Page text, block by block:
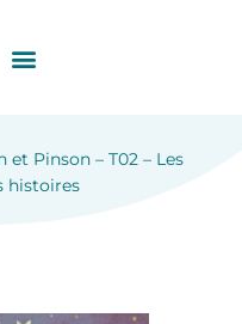
et Pinson – T02 – Les
histoires